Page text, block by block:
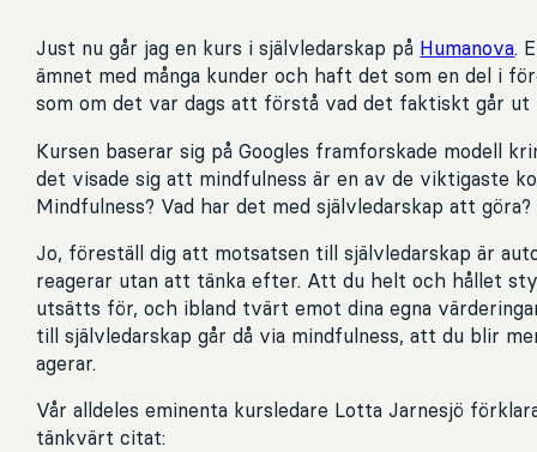
Just nu går jag en kurs i självledarskap på Humanova.
ämnet med många kunder och haft det som en del i
som om det var dags att förstå vad det faktiskt går ut
Kursen baserar sig på Googles framforskade modell
det visade sig att mindfulness är en av de viktigaste
Mindfulness? Vad har det med självledarskap att göra?
Jo, föreställ dig att motsatsen till självledarskap är
reagerar utan att tänka efter. Att du helt och hållet
utsätts för, och ibland tvärt emot dina egna
till självledarskap går då via mindfulness, att du blir
agerar.
Vår alldeles eminenta kursledare Lotta Jarnesjö
tänkvärt citat: